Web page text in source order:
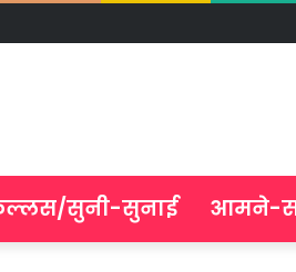
सुनी-सुनाई आमने-